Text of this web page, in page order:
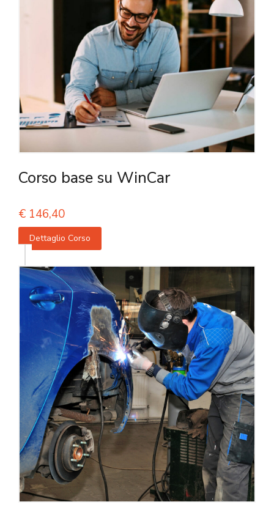
Corso base su WinCar
€ 146,40
Dettaglio Corso